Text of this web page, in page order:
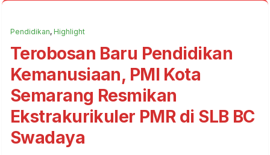
Pendidikan, Highlight
Terobosan Baru Pendidikan
Kemanusiaan, PMI Kota
Semarang Resmikan
Ekstrakurikuler PMR di SLB BC
Swadaya